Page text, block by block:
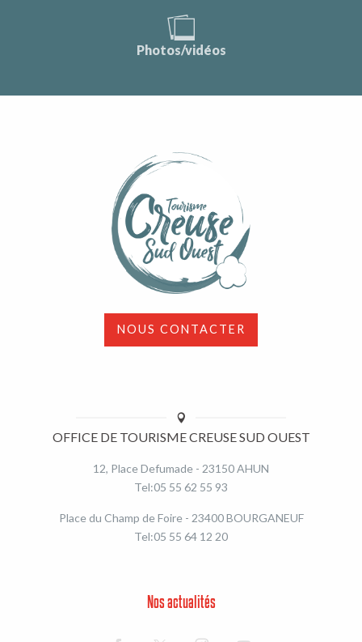
Photos/vidéos
NOUS CONTACTER
OFFICE DE TOURISME CREUSE SUD OUEST
12, Place Defumade - 23150 AHUN
Tel:05 55 62 55 93
Place du Champ de Foire - 23400 BOURGANEUF
Tel:05 55 64 12 20
Nos actualités